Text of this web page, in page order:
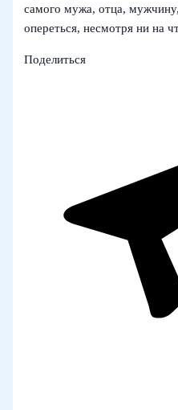
самого мужа, отца,
опереться, несмотря ни на
Поделиться